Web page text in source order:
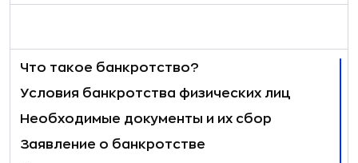
Что такое банкротство?
Условия банкротства физических лиц
Необходимые документы и их сбор
Заявление о банкротстве